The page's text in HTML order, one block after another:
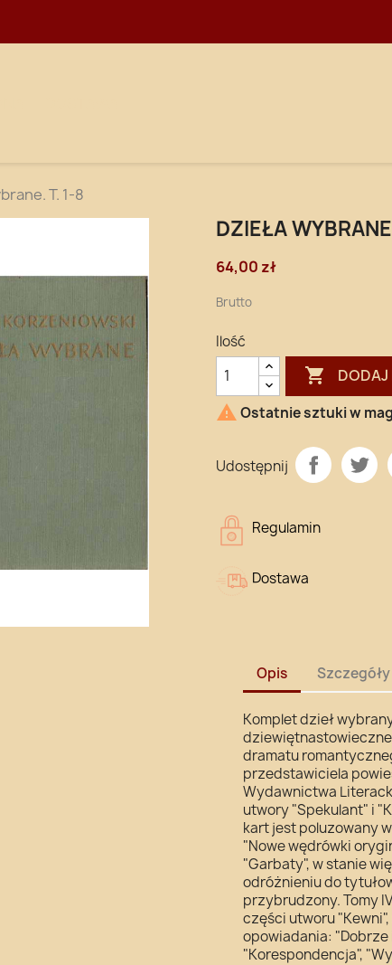
T. 1-8
DZIEŁA
64,00 zł
Brutto
Ilość

 Ostatnie sztuki w
Udostępnij
Regulamin
Dostawa
Opis
Komplet dzieł
dramatu
przedstawiciela
Wydawnictwa
utwory "Spekulant" i
kart jest poluzowany
"Nowe wędrówki
"Garbaty", w stanie
odróżnieniu do
przybrudzony. Tomy
części utworu
opowiadania:
"Korespondencja",